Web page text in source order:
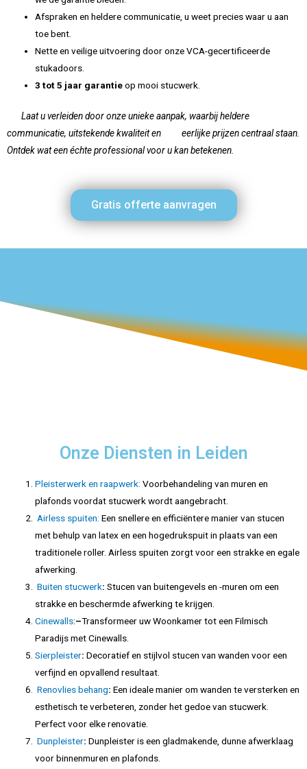
Afspraken en heldere communicatie, u weet precies waar u aan
toe bent.
Nette en veilige uitvoering door onze VCA-gecertificeerde
stukadoors.
3 tot 5 jaar garantieop mooi stucwerk.
Laat u verleiden door onze unieke aanpak, waarbij heldere
communicatie, uitstekende kwaliteit en eerlijke prijzen centraal staan.
Ontdek wat een échte professional voor u kan betekenen.
Gratis offerte aanvragen
Onze Diensten in Leiden
Pleisterwerk en raapwerk: Voorbehandeling van muren en
plafonds voordat stucwerk wordt aangebracht.
Airless spuiten: Een snellere en efficiëntere manier van stucen
met behulp van latex en een hogedrukspuit in plaats van een
traditionele roller. Airless spuiten zorgt voor een strakke en egale
afwerking.
Buiten stucwerk: Stucen van buitengevels en -muren om een
strakke en beschermde afwerking te krijgen.
Cinewalls:–Transformeer uw Woonkamer tot een Filmisch
Paradijs met Cinewalls.
Sierpleister: Decoratief en stijlvol stucen van wanden voor een
verfijnd en opvallend resultaat.
Renovlies behang: Een ideale manier om wanden te versterken en
esthetisch te verbeteren, zonder het gedoe van stucwerk.
Perfect voor elke renovatie.
Dunpleister: Dunpleister is een gladmakende, dunne afwerklaag
voor binnenmuren en plafonds.